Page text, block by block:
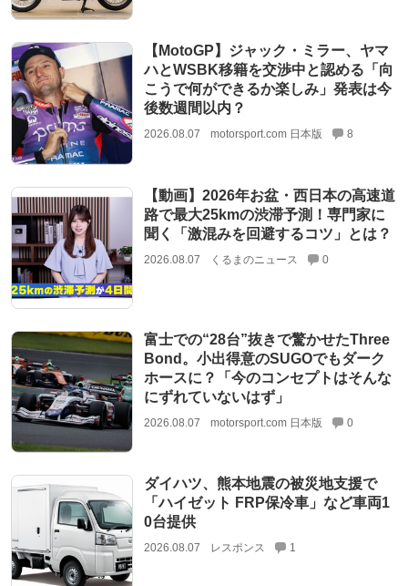
【MotoGP】ジャック・ミラー、ヤマ
ハとWSBK移籍を交渉中と認める「向
こうで何ができるか楽しみ」発表は今
後数週間以内？
2026.08.07 motorsport.com 日本版 8
【動画】2026年お盆・西日本の高速道
路で最大25kmの渋滞予測！専門家に
聞く「激混みを回避するコツ」とは？
2026.08.07 くるまのニュース 0
富士での“28台”抜きで驚かせたThree
Bond。小出得意のSUGOでもダーク
ホースに？「今のコンセプトはそんな
にずれていないはず」
2026.08.07 motorsport.com 日本版 0
ダイハツ、熊本地震の被災地支援で
「ハイゼット FRP保冷車」など車両1
0台提供
2026.08.07 レスポンス 1